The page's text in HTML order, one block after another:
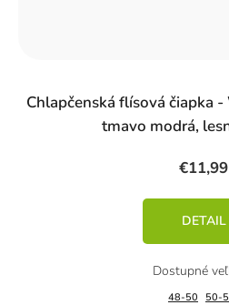
Chlapčenská flísová čiapka
tmavo modrá,
€11,99
DETAIL
48-50 50-